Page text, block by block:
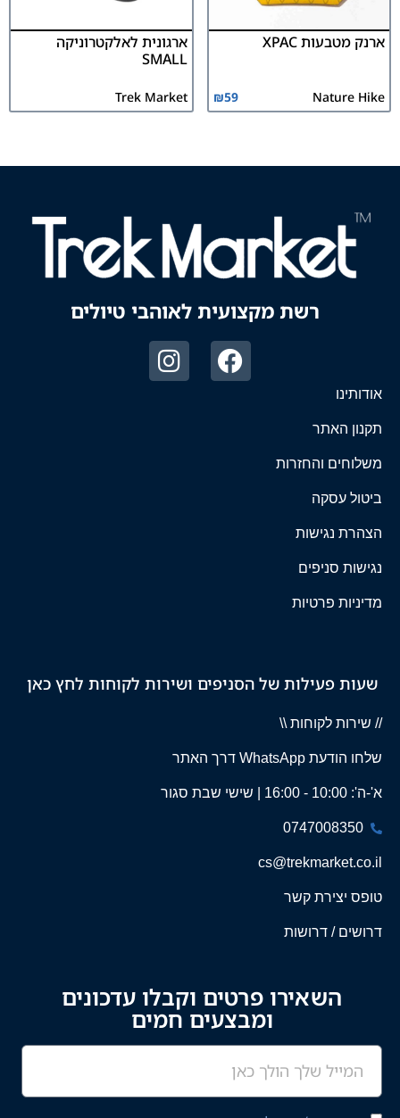
ארנק מטבעות XPAC
Nature Hike
₪59
ארגונית לאלקטרוניקה
SMALL
Trek Market
רשת מקצועית לאוהבי טיולים
אודותינו
תקנון האתר
משלוחים והחזרות
ביטול עסקה
הצהרת נגישות
נגישות סניפים
מדיניות פרטיות
שעות פעילות של הסניפים ושירות לקוחות לחץ כאן
// שירות לקוחות \\
שלחו הודעת WhatsApp דרך האתר
א'-ה': 10:00 - 16:00 | שישי שבת סגור
0747008350
cs@trekmarket.co.il
טופס יצירת קשר
דרושים / דרושות
השאירו פרטים וקבלו עדכונים
ומבצעים חמים